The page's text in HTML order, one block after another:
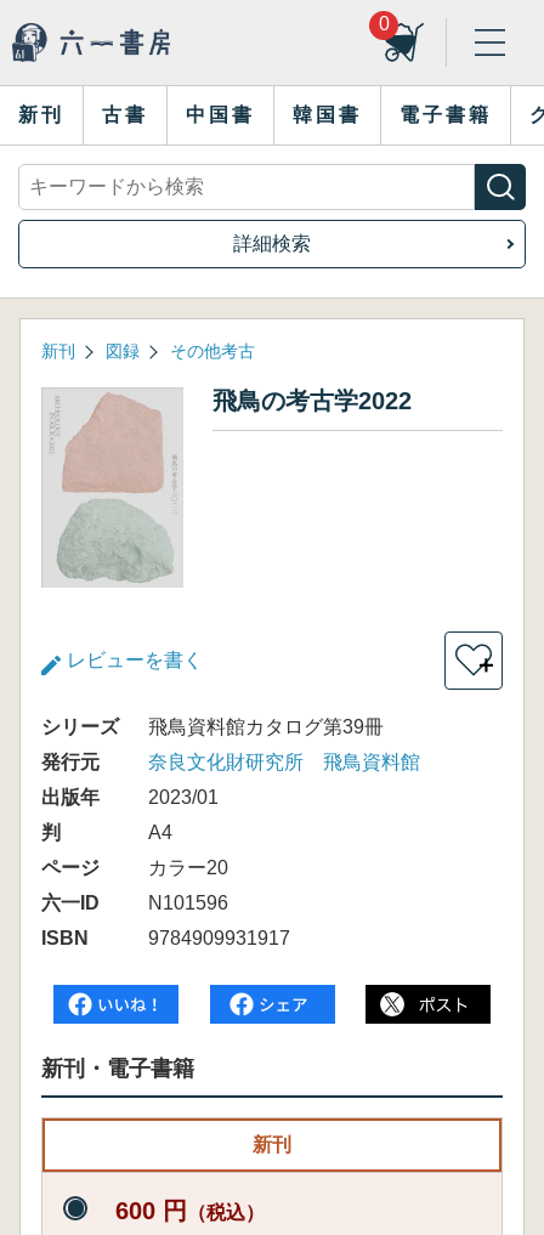
0
新刊 古書 中国書 韓国書 電子書籍
詳細検索
新刊 図録 その他考古
飛鳥の考古学2022
レビューを書く ＋
シリーズ
飛鳥資料館カタログ第39冊
発行元
奈良文化財研究所 飛鳥資料館
出版年
2023/01
判
A4
ページ
カラー20
六一ID
N101596
ISBN
9784909931917
新刊・電子書籍
新刊
600 円 （税込）